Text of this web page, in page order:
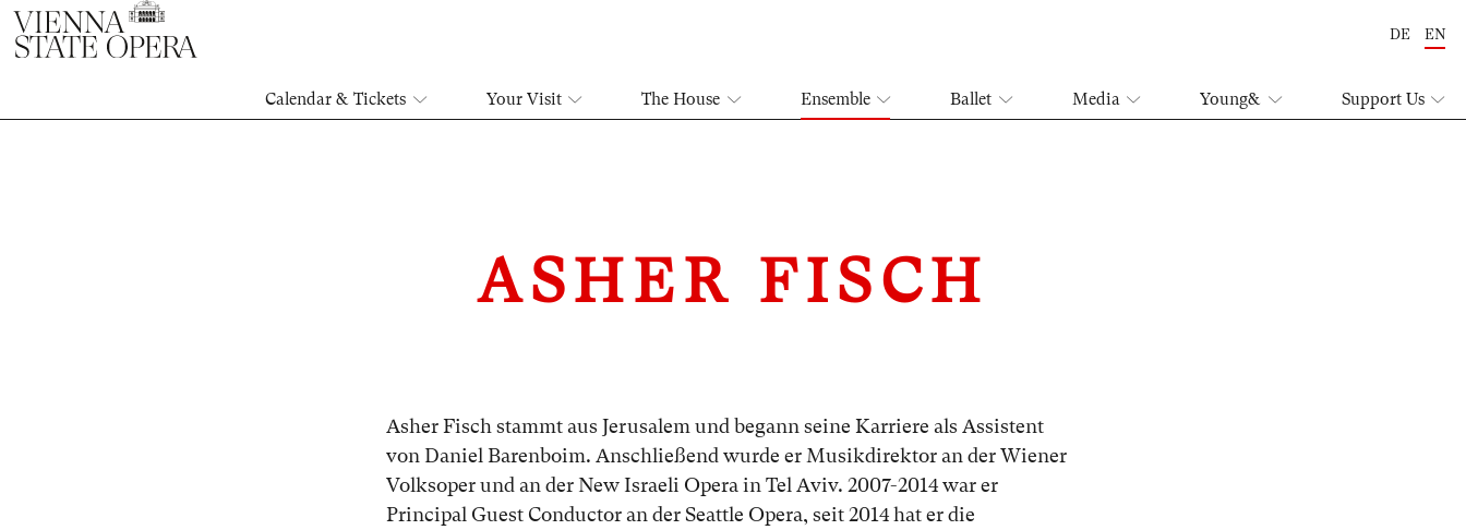
DE EN
Calendar & Tickets Your Visit The House Ensemble Ballet Media Young& Support Us
ASHER FISCH
Asher Fisch stammt aus Jerusalem und begann seine Karriere als Assistent
von Daniel Barenboim. Anschließend wurde er Musikdirektor an der Wiener
Volksoper und an der New Israeli Opera in Tel Aviv. 2007-2014 war er
Principal Guest Conductor an der Seattle Opera, seit 2014 hat er die